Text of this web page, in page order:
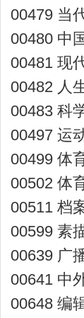
00479 当
00480 中
00481 现
00482 人
00483 科
00497 运
00499 体
00502 体
00511 档
00599 素
00639 广
00641 中
00648 编